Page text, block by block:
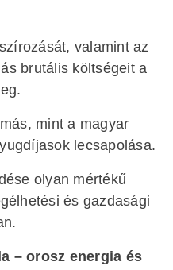
valamint az
brutális költségeit a
mint a magyar
lecsapolása.
olyan mértékű
és gazdasági
– orosz energia és